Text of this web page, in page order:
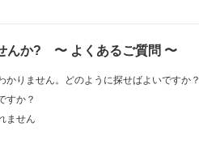
んか? 〜 よくあるご質問 〜
かりません。どのように探せばよいですか？
すか？
ません